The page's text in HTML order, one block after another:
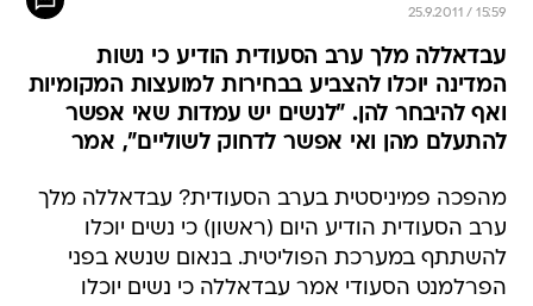
25.9.2011 / 15:59
עבדאללה מלך ערב הסעודית הודיע כי נשות
המדינה יוכלו להצביע בבחירות למועצות המקומיות
ואף להיבחר להן. "לנשים יש עמדות שאי אפשר
להתעלם מהן ואי אפשר לדחוק לשוליים", אמר
מהפכה פמיניסטית בערב הסעודית? עבדאללה מלך
ערב הסעודית הודיע היום (ראשון) כי נשים יוכלו
להשתתף במערכת הפוליטית. בנאום שנשא בפני
הפרלמנט הסעודי אמר עבדאללה כי נשים יוכלו